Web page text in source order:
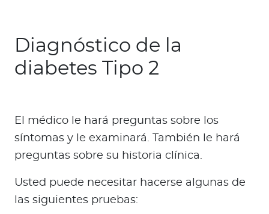
Diagnóstico de la
diabetes Tipo 2
El médico le hará preguntas sobre los
síntomas y le examinará. También le hará
preguntas sobre su historia clínica.
Usted puede necesitar hacerse algunas de
las siguientes pruebas: